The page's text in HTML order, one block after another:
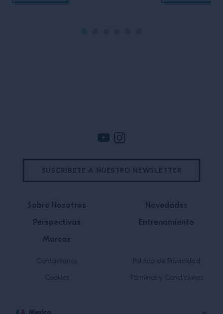
pidiera que reforzara su cóctel
entrelazan:
Sobre Nosotros
Perspectivas
Marcas
Novedades
Entrenamiento
Contáctanos
Cookies
Política de Privacidad
Términos y Condiciones
Mexico
SUSCRÍBETE A NUESTRO NEWSLETTER